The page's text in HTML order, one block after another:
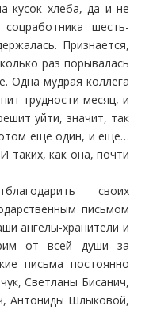
кусок хлеба, да и не
шесть-
Признается,
раз порывалась
Одна мудрая коллега
трудности месяц, и
уйти, значит, так
еще один, и еще…
таких, как она, почти
своих
письмом
ангелы-хранители и
от всей души за
письма постоянно
Светланы Бисанич,
Антониды Шлыковой,